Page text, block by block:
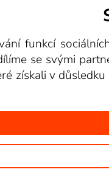
funkcí
se svými
získali v